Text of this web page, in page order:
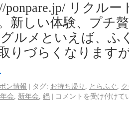
ponpare.jp/ リクル
新しい体験、プチ
ルメといえば、ふ
りづらくなります
ン情報 | タグ: お持ち帰り とらふぐ
会 新年会 鍋 | コメントを受け付けて